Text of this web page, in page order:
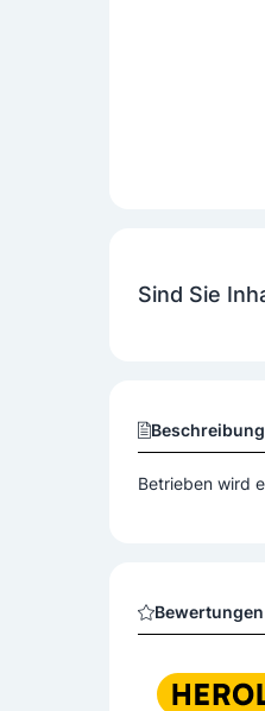
Sind Sie
Beschreibung
Betrieben wird
Bewertungen